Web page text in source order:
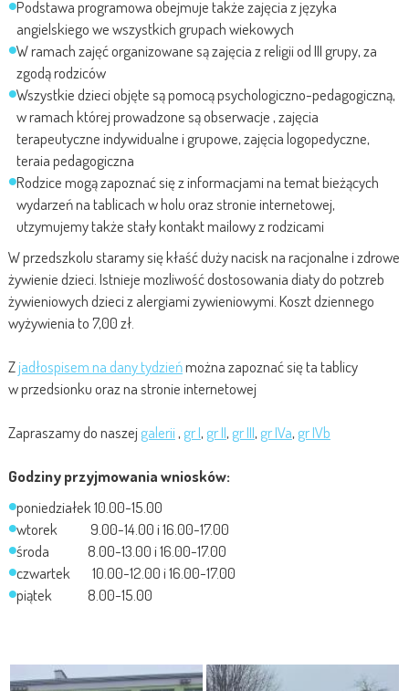
Podstawa programowa obejmuje także zajęcia z języka
angielskiego we wszystkich grupach wiekowych
W ramach zajęć organizowane są zajęcia z religii od III grupy, za
zgodą rodziców
Wszystkie dzieci objęte są pomocą psychologiczno-pedagogiczną,
w ramach której prowadzone są obserwacje , zajęcia
terapeutyczne indywidualne i grupowe, zajęcia logopedyczne,
teraia pedagogiczna
Rodzice mogą zapoznać się z informacjami na temat bieżących
wydarzeń na tablicach w holu oraz stronie internetowej,
utzymujemy także stały kontakt mailowy z rodzicami
W przedszkolu staramy się kłaść duży nacisk na racjonalne i zdrowe
żywienie dzieci. Istnieje mozliwość dostosowania diaty do potzreb
żywieniowych dzieci z alergiami zywieniowymi. Koszt dziennego
wyżywienia to 7,00 zł.
Zjadłospisem na dany tydzieńmożna zapoznać się ta tablicy
w przedsionku oraz na stronie internetowej
Zapraszamy do naszejgalerii, gr I, gr II, gr III, gr IVa, gr IVb
Godziny przyjmowania wniosków:
poniedziałek 10.00-15.00
wtorek 9.00-14.00 i 16.00-17.00
środa 8.00-13.00 i 16.00-17.00
czwartek 10.00-12.00 i 16.00-17.00
piątek 8.00-15.00